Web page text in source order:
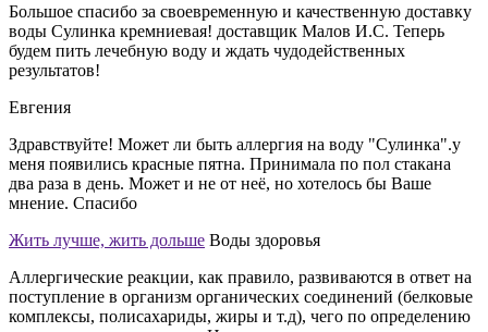
Большое спасибо за своевременную и качественную доставку
воды Сулинка кремниевая! доставщик Малов И.С. Теперь
будем пить лечебную воду и ждать чудодейственных
результатов!
Евгения
Здравствуйте! Может ли быть аллергия на воду "Сулинка".у
меня появились красные пятна. Принимала по пол стакана
два раза в день. Может и не от неё, но хотелось бы Ваше
мнение. Спасибо
Жить лучше, жить дольше Воды здоровья
Аллергические реакции, как правило, развиваются в ответ на
поступление в организм органических соединений (белковые
комплексы, полисахариды, жиры и т.д), чего по определению